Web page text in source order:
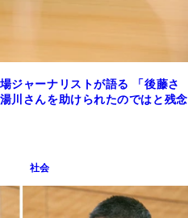
ジャーナリストが語る 「後藤さ
川さんを助けられたのではと残念
社会